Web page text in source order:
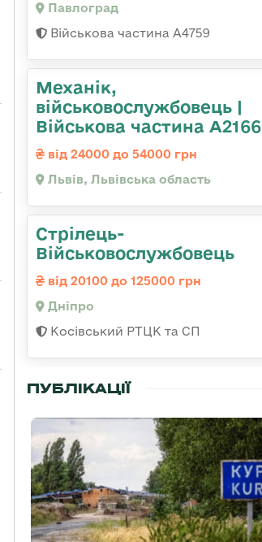
Павлоград
Військова частина А4759
Механік,
військовослужбовець |
Військова частина А2166
від 24000 до 54000 грн
Львів, Львівська область
Стрілець-
Військовослужбовець
від 20100 до 125000 грн
Дніпро
Косівський РТЦК та СП
ПУБЛІКАЦІЇ